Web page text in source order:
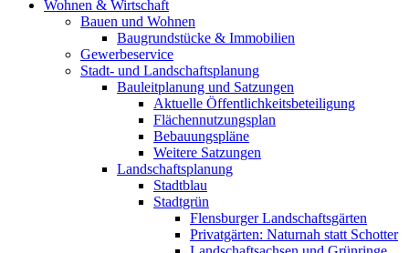
Wohnen & Wirtschaft
Bauen und Wohnen
Baugrundstücke & Immobilien
Gewerbeservice
Stadt- und Landschaftsplanung
Bauleitplanung und Satzungen
Aktuelle Öffentlichkeitsbeteiligung
Flächennutzungsplan
Bebauungspläne
Weitere Satzungen
Landschaftsplanung
Stadtblau
Stadtgrün
Flensburger Landschaftsgärten
Privatgärten: Naturnah statt Schotter